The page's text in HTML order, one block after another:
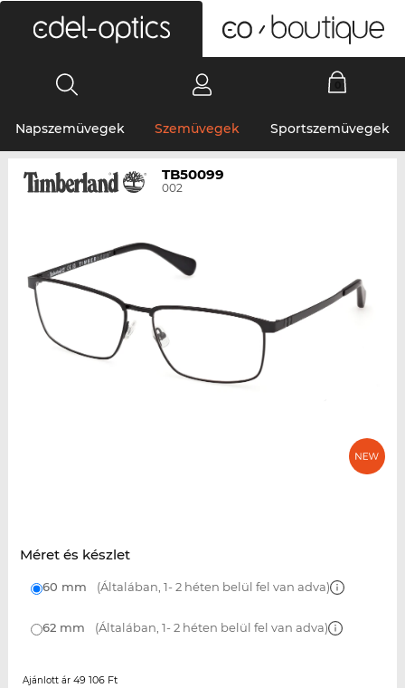
Napszemüvegek Szemüvegek Sportszemüvegek
TB50099
002
Méret és készlet
60 mm (Általában, 1- 2 héten belül fel van adva)
62 mm (Általában, 1- 2 héten belül fel van adva)
Ajánlott ár 49 106 Ft